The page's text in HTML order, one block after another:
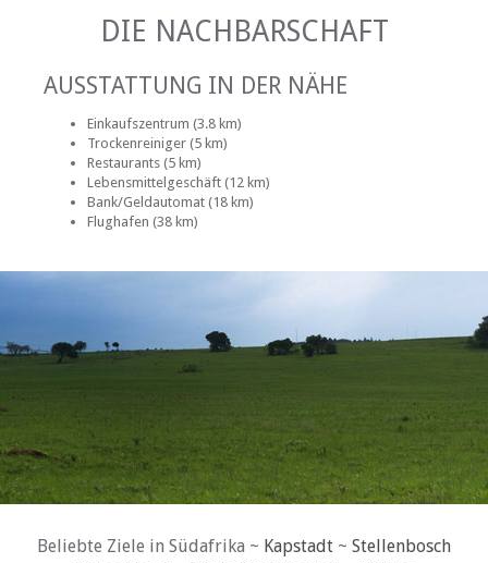
DIE NACHBARSCHAFT
AUSSTATTUNG IN DER NÄHE
Einkaufszentrum (3.8 km)
Trockenreiniger (5 km)
Restaurants (5 km)
Lebensmittelgeschäft (12 km)
Bank/Geldautomat (18 km)
Flughafen (38 km)
Beliebte Ziele in Südafrika ~ Kapstadt ~ Stellenbosch